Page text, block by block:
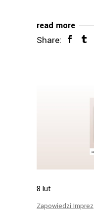
read more
Share:
8 lut
Zapowiedzi Imprez